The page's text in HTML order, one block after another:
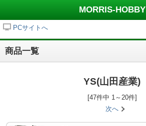
MORRIS-HOBBY
PCサイトへ
商品一覧
YS(山田産業)
[47件中 1～20件]
次へ